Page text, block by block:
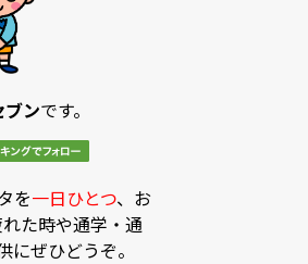
ブンです。
を一日ひとつ、お
た時や通学・通
ぜひどうぞ。